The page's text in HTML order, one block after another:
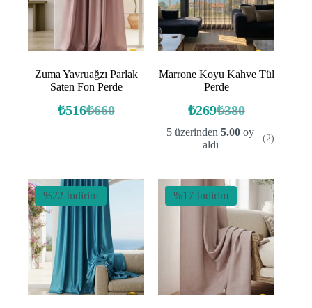
Zuma Yavruağzı Parlak
Saten Fon Perde
₺660
Orijinal
₺516Şu
Marrone Koyu Kahve Tül
Perde
₺380
Orijinal
fiyat:
₺380.
₺269Şu
andaki
fiyat:
5 üzerinden5.00 oy
aldı
(2)
%22 İndirim %17 İndirim